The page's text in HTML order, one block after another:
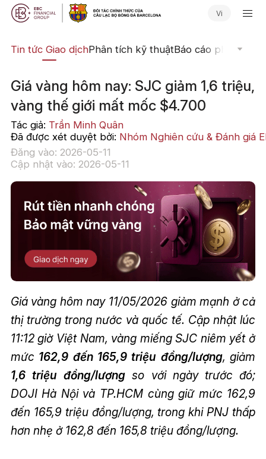
Vi
Tin tức Giao dịchPhân tích kỹ thuậtBáo cáo phân tích
Giá vàng hôm nay: SJC giảm 1,6 triệu,
vàng thế giới mất mốc $4.700
Tác giả: Trần Minh Quân
Đã được xét duyệt bởi: Nhóm Nghiên cứu & Đánh giá
Đăng vào: 2026-05-11
Cập nhật vào: 2026-05-11
Giá vàng hôm nay 11/05/2026 giảm mạnh ở cả
thị trường trong nước và quốc tế. Cập nhật lúc
11:12 giờ Việt Nam, vàng miếng SJC niêm yết ở
mức 162,9 đến 165,9 triệu đồng/lượng, giảm
1,6 triệu đồng/lượng so với ngày trước đó;
DOJI Hà Nội và TP.HCM cùng giữ mức 162,9
đến 165,9 triệu đồng/lượng, trong khi PNJ thấp
hơn nhẹ ở 162,8 đến 165,8 triệu đồng/lượng.